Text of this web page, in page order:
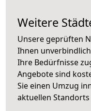
Weitere
Unsere geprüften
Ihnen
Ihre Bedürfnisse
Angebote sind
Sie einen Umzug
aktuellen Standorts